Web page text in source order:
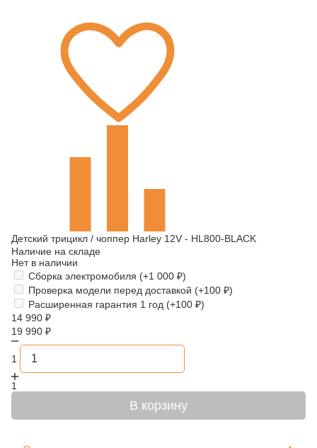
Детский трицикл / чоппер Harley 12V - HL800-BLACK
Наличие на складе
Нет в наличии
Сборка электромобиля (+1 000 ₽)
Проверка модели перед доставкой (+100 ₽)
Расширенная гарантия 1 год (+100 ₽)
14 990 ₽
19 990 ₽
1
1
В корзину